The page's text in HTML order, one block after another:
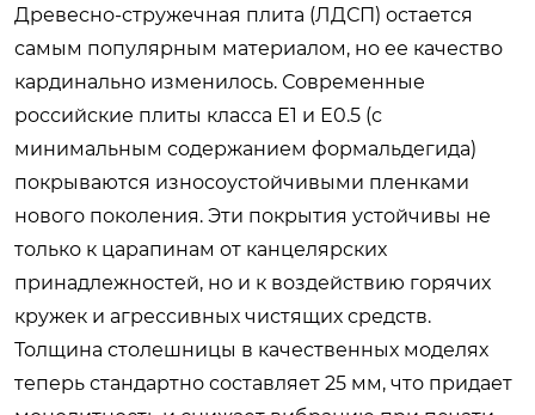
Древесно-стружечная плита (ЛДСП) остается
самым популярным материалом, но ее качество
кардинально изменилось. Современные
российские плиты класса Е1 и Е0.5 (с
минимальным содержанием формальдегида)
покрываются износоустойчивыми пленками
нового поколения. Эти покрытия устойчивы не
только к царапинам от канцелярских
принадлежностей, но и к воздействию горячих
кружек и агрессивных чистящих средств.
Толщина столешницы в качественных моделях
теперь стандартно составляет 25 мм, что придает